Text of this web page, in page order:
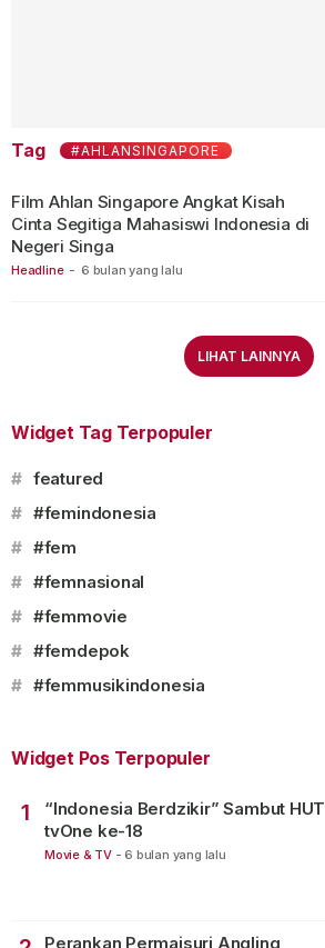
Tag #AHLANSINGAPORE
Headline - 6 bulan yang lalu
Film Ahlan Singapore Angkat Kisah
Cinta Segitiga Mahasiswi Indonesia di
Negeri Singa
LIHAT LAINNYA
Widget Tag Terpopuler
# featured
# #femindonesia
# #fem
# #femnasional
# #femmovie
# #femdepok
# #femmusikindonesia
Widget Pos Terpopuler
1
“Indonesia Berdzikir” Sambut HUT
tvOne ke-18
Movie & TV - 6 bulan yang lalu
Perankan Permaisuri Angling